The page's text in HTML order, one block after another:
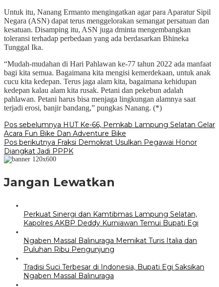
Untuk itu, Nanang Ermanto mengingatkan agar para Aparatur Sipil
Negara (ASN) dapat terus menggelorakan semangat persatuan dan
kesatuan. Disamping itu, ASN juga dminta mengembangkan
toleransi terhadap perbedaan yang ada berdasarkan Bhineka
Tunggal Ika.
“Mudah-mudahan di Hari Pahlawan ke-77 tahun 2022 ada manfaat
bagi kita semua. Bagaimana kita mengisi kemerdekaan, untuk anak
cucu kita kedepan. Terus jaga alam kita, bagaimana kehidupan
kedepan kalau alam kita rusak. Petani dan pekebun adalah
pahlawan. Petani harus bisa menjaga lingkungan alamnya saat
terjadi erosi, banjir bandang,” pungkas Nanang. (*)
Navigasi
pos
Pos sebelumnya HUT Ke-66, Pemkab Lampung Selatan Gelar
Acara Fun Bike Dan Adventure Bike
Pos berikutnya Fraksi Demokrat Usulkan Pegawai Honor
Diangkat Jadi PPPK
Jangan Lewatkan
Perkuat Sinergi dan Kamtibmas Lampung Selatan,
Kapolres AKBP Deddy Kurniawan Temui Bupati Egi
Ngaben Massal Balinuraga Memikat Turis Italia dan
Puluhan Ribu Pengunjung
Tradisi Suci Terbesar di Indonesia, Bupati Egi Saksikan
Ngaben Massal Balinuraga